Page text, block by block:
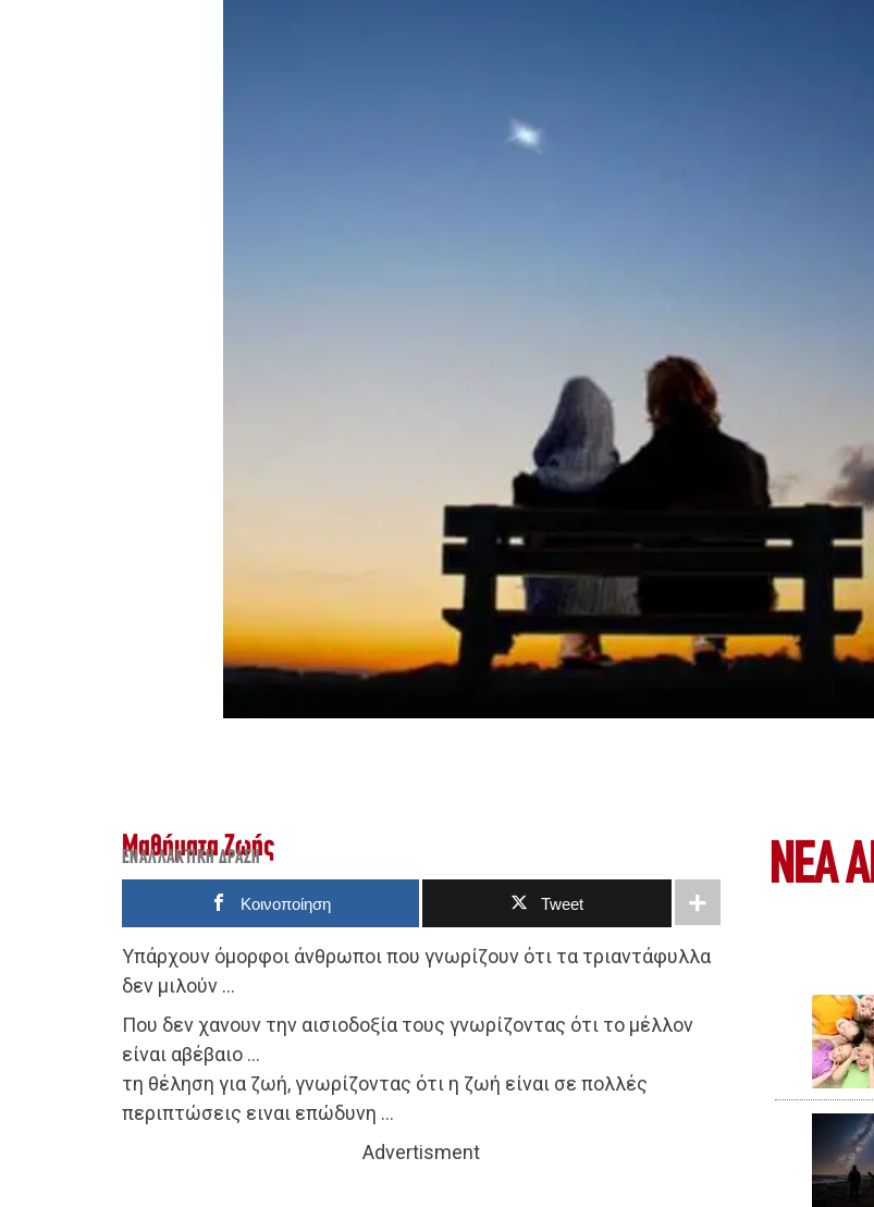
Μαθήματα Ζωής
ΕΝΑΛΛΑΚΤΙΚΉ ΔΡΆΣΗ
Κοινοποίηση Tweet
Υπάρχουν όμορφοι άνθρωποι που γνωρίζουν ότι τα τριαντάφυλλα
δεν μιλούν …
Που δεν χανουν την αισιοδοξία τους γνωρίζοντας ότι το μέλλον
είναι αβέβαιο …
τη θέληση για ζωή, γνωρίζοντας ότι η ζωή είναι σε πολλές
περιπτώσεις ειναι επώδυνη …
Advertisment
ΝΕΑ